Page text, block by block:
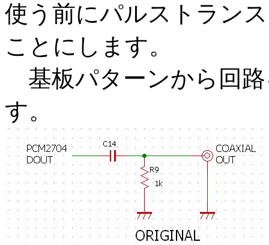
使う前にパルストラン
ことにします。
基板パターンから回
す。